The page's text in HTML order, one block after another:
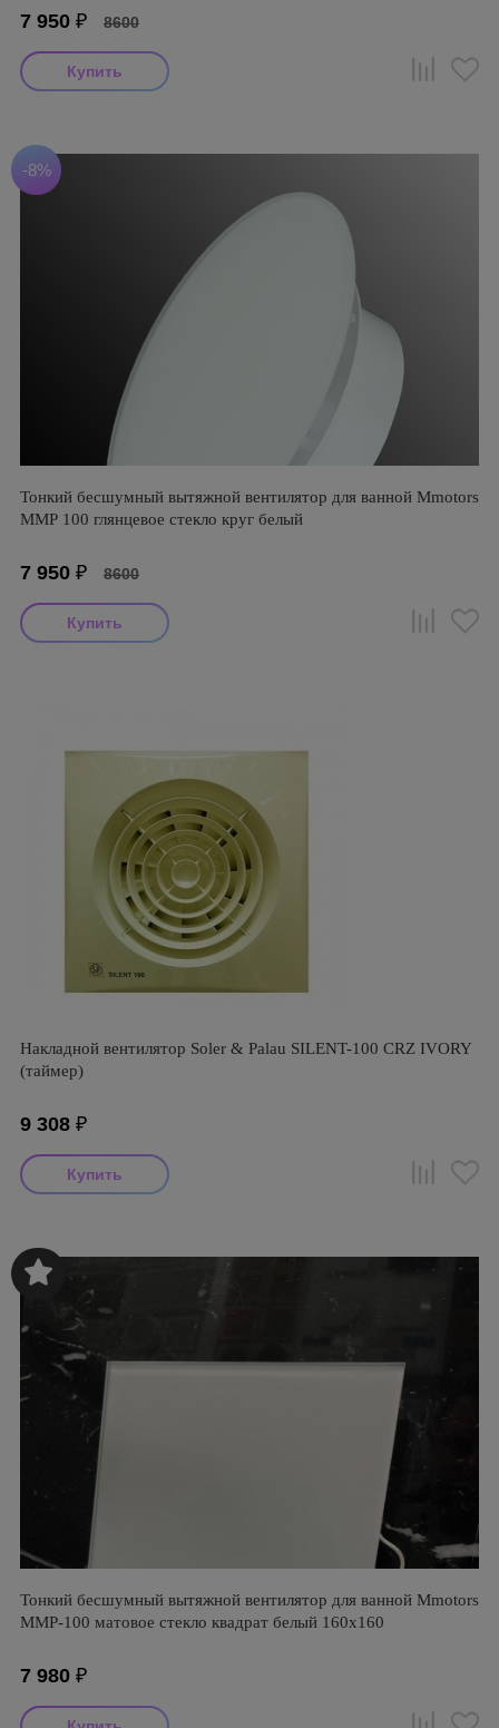
7 950 ₽ 8600
-8%
Тонкий бесшумный вытяжной вентилятор для ванной Mmotors
ММР 100 глянцевое стекло круг белый
7 950 ₽ 8600
Накладной вентилятор Soler & Palau SILENT-100 CRZ IVORY
(таймер)
9 308 ₽
Тонкий бесшумный вытяжной вентилятор для ванной Mmotors
ММР-100 матовое стекло квадрат белый 160х160
7 980 ₽